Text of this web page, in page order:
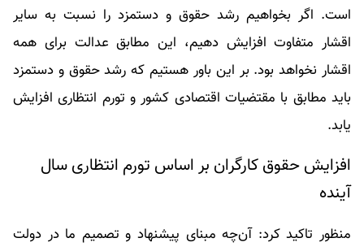
است. اگر بخواهیم رشد حقوق و دستمزد را نسبت به سایر
اقشار متفاوت افزایش دهیم، این مطابق عدالت برای همه
اقشار نخواهد بود. بر این باور هستیم که رشد حقوق و دستمزد
باید مطابق با مقتضیات اقتصادی کشور و تورم انتظاری افزایش
یابد.
افزایش حقوق کارگران بر اساس تورم انتظاری سال
آینده
منظور تاکید کرد: آن‌چه مبنای پیشنهاد و تصمیم ما در دولت